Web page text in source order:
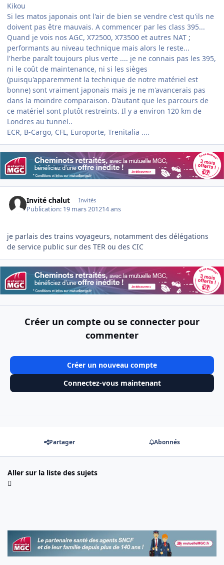
Kikou
Si les matos japonais ont l'air de bien se vendre c'est qu'ils ne
doivent pas être mauvais. A commencer par les class 395...
Quand je vois nos AGC, X72500, X73500 et autres NAT ;
performants au niveau technique mais alors le reste...
l'herbe paraît toujours plus verte .... je ne connais pas les 395,
ni le coût de maintenance, ni si les sièges
(puisqu'apparemment la technique de notre matériel est
bonne) sont vraiment japonais mais je ne m'avancerais pas
dans la moindre comparaison. D'autant que les parcours de
ce matériel sont plutôt restreints. Il y a environ 120 km de
Londres au tunnel..
ECR, B-Cargo, CFL, Europorte, Trenitalia ....
Invité chalut Invités
Publication: 19 mars 201214 ans
je parlais des trains voyageurs, notamment des délégations
de service public sur des TER ou des CIC
Créer un compte ou se connecter pour
commenter
Créer un nouveau compte
Connectez-vous maintenant
Partager Abonnés
Aller sur la liste des sujets